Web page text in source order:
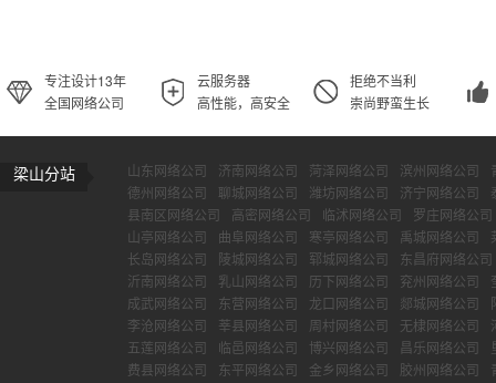
专注设计13年
全国网络公司
云服务器
高性能，高安全
拒绝不当利
崇尚野蛮生长
梁山分站 山东网络公司 济南网络公司 菏泽网络公司 滨州网络公司
德州网络公司
聊城网络公司 潍坊网络公司 济宁网络公司
县南区网络公司
高密网络公司 临沭网络公司
罗庄网络公司
山亭网络公司
曲阜网络公司 寒亭网络公司 禹城网络公司
长岛网络公司
陵城网络公司 郓城网络公司
东昌府网络公司
沂南网络公司
乳山网络公司 历下网络公司 兖州网络公司
成武网络公司
东营网络公司 龙口网络公司 郯城网络公司
李沧网络公司
莘县网络公司 周村网络公司 无棣网络公司
五莲网络公司
临邑网络公司 博兴网络公司 昌乐网络公司
费县网络公司
东平网络公司 金乡网络公司 胶州网络公司